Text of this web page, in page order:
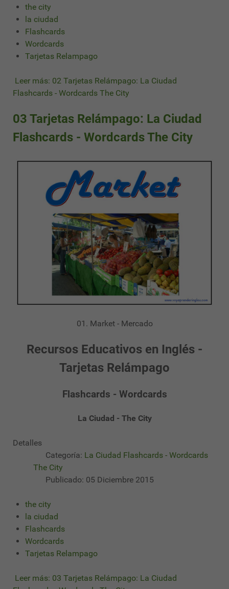
the city
la ciudad
Flashcards
Wordcards
Tarjetas Relampago
Leer más: 02 Tarjetas Relámpago: La Ciudad
Flashcards - Wordcards The City
03 Tarjetas Relámpago: La Ciudad
Flashcards - Wordcards The City
01. Market - Mercado
Recursos Educativos en Inglés -
Tarjetas Relámpago
Flashcards - Wordcards
La Ciudad - The City
Detalles
Categoría: La Ciudad Flashcards - Wordcards
The City
Publicado: 05 Diciembre 2015
the city
la ciudad
Flashcards
Wordcards
Tarjetas Relampago
Leer más: 03 Tarjetas Relámpago: La Ciudad